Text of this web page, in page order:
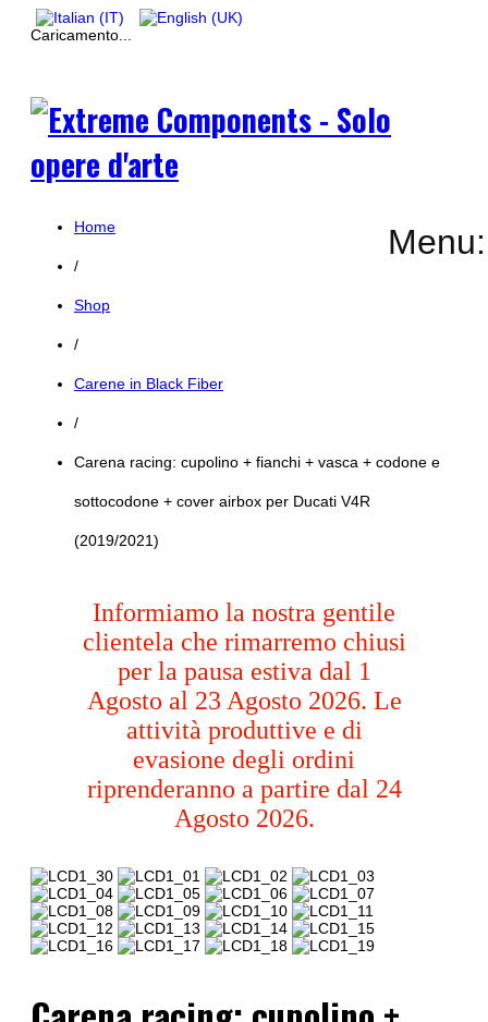
Caricamento...
Menu:
Home
/
Shop
/
Carene in Black Fiber
/
Carena racing: cupolino + fianchi + vasca + codone e
sottocodone + cover airbox per Ducati V4R
(2019/2021)
Informiamo la nostra gentile
clientela che rimarremo chiusi
per la pausa estiva dal 1
Agosto al 23 Agosto 2026. Le
attività produttive e di
evasione degli ordini
riprenderanno a partire dal 24
Agosto 2026.